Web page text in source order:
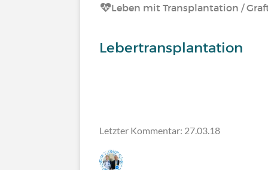
Leben mit Transplantation /
Lebertransplantation
Letzter Kommentar: 27.03.18